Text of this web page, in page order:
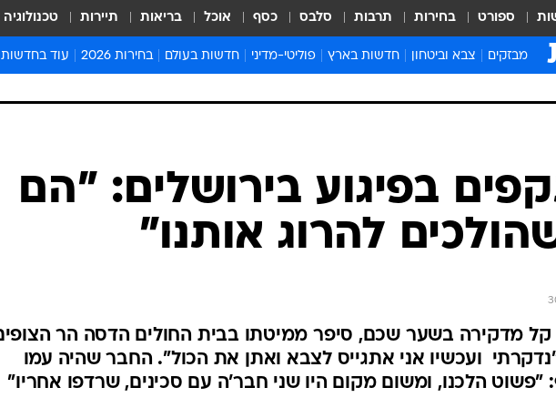
ספורט בחירות תרבות סלבס כסף אוכל בריאות תיירות טכנולוגיה
מבזקים צבא וביטחון חדשות בארץ
בריאות
חברה ורווחה
פוליטי-מדיני חדשות בעולם
אסיה והפסיפיק
אפריקה
בחירות 2026 עוד בחדשות
מדע וסביבה
לוח שנה
חדשות יהדות
חדשות
בפיגוע בירושלים: "הם
להרוג אותנו"
מדקירה בשער שכם, סיפר ממיטתו בבית החולים הדסה הר
 ועכשיו אני אתגייס לצבא ואתן את הכול". החבר שהיה עמו
"פשוט הלכנו, ומשום מקום היו שני חבר'ה עם סכינים, שרדפו אחריו"